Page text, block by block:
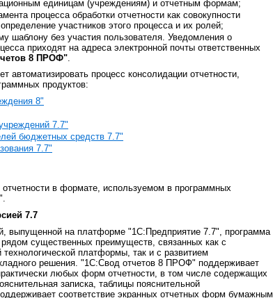
единицам (учреждениям) и отчетным формам;
процесса обработки отчетности как совокупности
участников этого процесса и их ролей;
шаблону без участия пользователя. Уведомления о
приходят на адреса электронной почты ответственных
8 ПРОФ".
автоматизировать процесс консолидации отчетности,
продуктов:
8"
7.7"
бюджетных средств 7.7"
7.7"
в формате, используемом в программных
7.7
выпущенной на платформе "1С:Предприятие 7.7", программа
существенных преимуществ, связанных как с
платформы, так и с развитием
решения. "1С:Свод отчетов 8 ПРОФ" поддерживает
любых форм отчетности, в том числе содержащих
записка, таблицы пояснительной
соответствие экранных отчетных форм бумажным